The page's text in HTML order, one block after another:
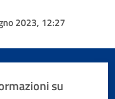
2023, 12:27
su